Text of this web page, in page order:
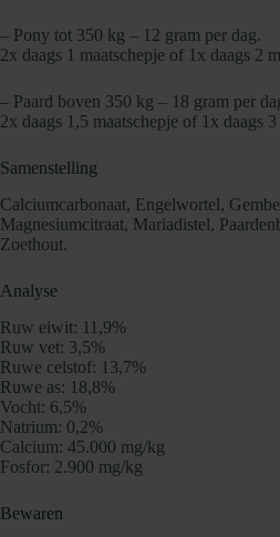
– Pony tot 350 kg – 12 gram per dag.
2x daags 1 maatschepje of 1x daags 2
– Paard boven 350 kg – 18 gram per
2x daags 1,5 maatschepje of 1x daags 3
Samenstelling
Calciumcarbonaat, Engelwortel,
Magnesiumcitraat, Mariadistel,
Zoethout.
Analyse
Ruw eiwit: 11,9%
Ruw vet: 3,5%
Ruwe celstof: 13,7%
Ruwe as: 18,8%
Vocht: 6,5%
Natrium: 0,2%
Calcium: 45.000 mg/kg
Fosfor: 2.900 mg/kg
Bewaren